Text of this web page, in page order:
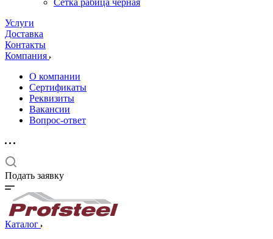
Сетка рабица черная
Услуги
Доставка
Контакты
Компания
О компании
Сертификаты
Реквизиты
Вакансии
Вопрос-ответ
Подать заявку
Каталог